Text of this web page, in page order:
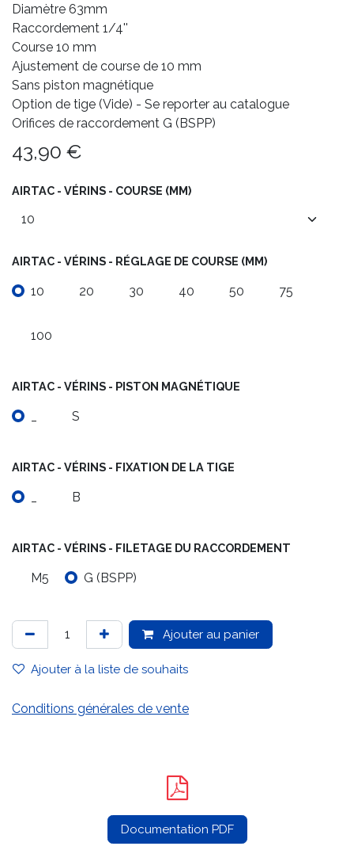
Diamètre 63mm
Raccordement 1/4''
Course 10 mm
Ajustement de course de 10 mm
Sans piston magnétique
Option de tige (Vide) - Se reporter au catalogue
Orifices de raccordement G (BSPP)
43,90 €
AIRTAC - VÉRINS - COURSE (MM)
AIRTAC - VÉRINS - RÉGLAGE DE COURSE (MM)
10 20 30 40 50 75
100
AIRTAC - VÉRINS - PISTON MAGNÉTIQUE
S
AIRTAC - VÉRINS - FIXATION DE LA TIGE
B
AIRTAC - VÉRINS - FILETAGE DU RACCORDEMENT
M5 G (BSPP)
Ajouter au panier
Ajouter à la liste de souhaits
Conditions générales de vente
Documentation PDF